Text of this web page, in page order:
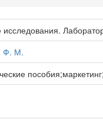
исследования.
Ф. М.